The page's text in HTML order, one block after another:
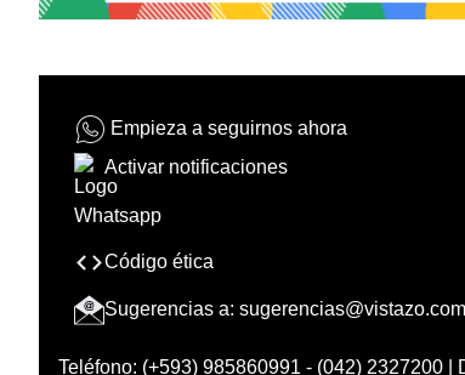
Empieza a seguirnos ahora
Activar notificaciones
Código ética
Sugerencias a: sugerencias@vistazo.com
Teléfono: (+593) 985860991 - (042) 2327200